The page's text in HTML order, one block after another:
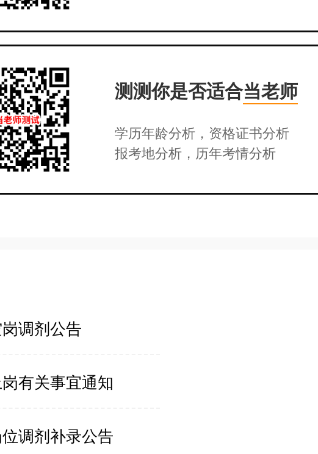
测测你是否适合当老师
学历年龄分析，资格证书分析
报考地分析，历年考情分析
调剂公告
有关事宜通知
调剂补录公告